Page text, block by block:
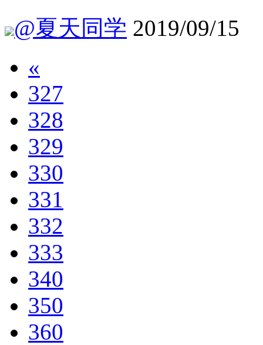
@夏天同学 2019/09/15
«
327
328
329
330
331
332
333
340
350
360